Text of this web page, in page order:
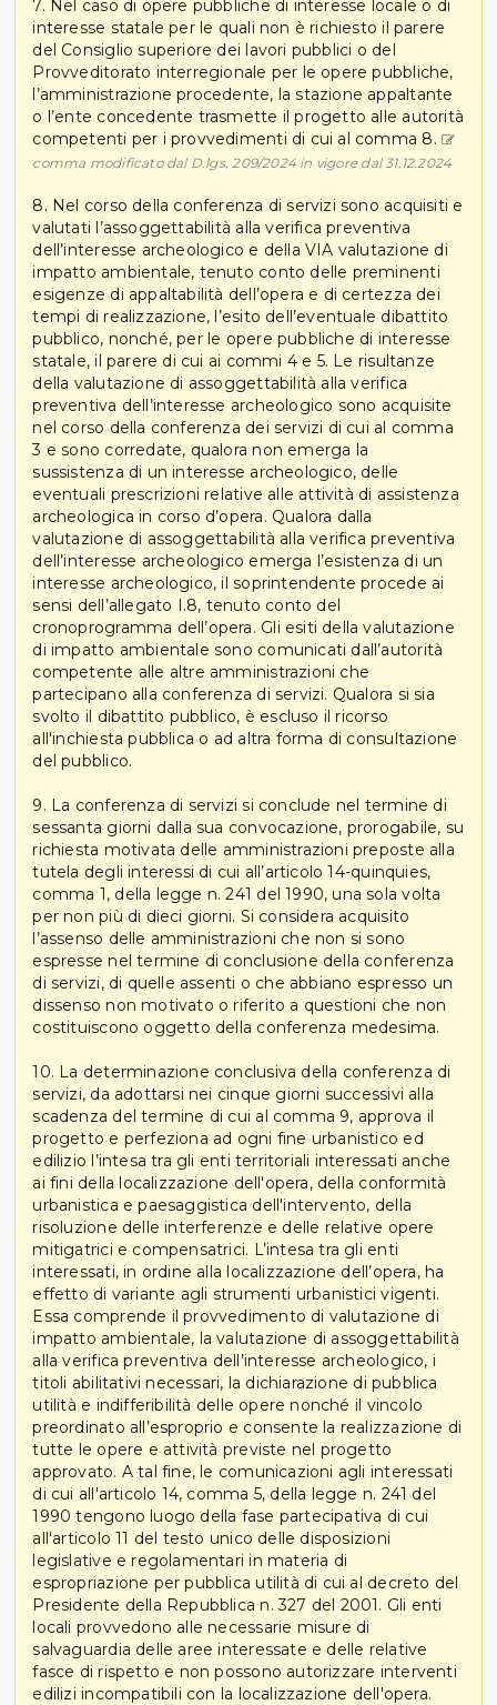
7. Nel caso di opere pubbliche di interesse locale o di
interesse statale per le quali non è richiesto il parere
del Consiglio superiore dei lavori pubblici o del
Provveditorato interregionale per le opere pubbliche,
l’amministrazione procedente, la stazione appaltante
o l’ente concedente trasmette il progetto alle autorità
competenti per i provvedimenti di cui al comma 8.
comma modificato dal D.lgs. 209/2024 in vigore dal 31.12.2024
8. Nel corso della conferenza di servizi sono acquisiti e
valutati l’assoggettabilità alla verifica preventiva
dell’interesse archeologico e della VIA valutazione di
impatto ambientale, tenuto conto delle preminenti
esigenze di appaltabilità dell’opera e di certezza dei
tempi di realizzazione, l’esito dell’eventuale dibattito
pubblico, nonché, per le opere pubbliche di interesse
statale, il parere di cui ai commi 4 e 5. Le risultanze
della valutazione di assoggettabilità alla verifica
preventiva dell’interesse archeologico sono acquisite
nel corso della conferenza dei servizi di cui al comma
3 e sono corredate, qualora non emerga la
sussistenza di un interesse archeologico, delle
eventuali prescrizioni relative alle attività di assistenza
archeologica in corso d’opera. Qualora dalla
valutazione di assoggettabilità alla verifica preventiva
dell’interesse archeologico emerga l’esistenza di un
interesse archeologico, il soprintendente procede ai
sensi dell’allegato I.8, tenuto conto del
cronoprogramma dell’opera. Gli esiti della valutazione
di impatto ambientale sono comunicati dall’autorità
competente alle altre amministrazioni che
partecipano alla conferenza di servizi. Qualora si sia
svolto il dibattito pubblico, è escluso il ricorso
all'inchiesta pubblica o ad altra forma di consultazione
del pubblico.
9. La conferenza di servizi si conclude nel termine di
sessanta giorni dalla sua convocazione, prorogabile, su
richiesta motivata delle amministrazioni preposte alla
tutela degli interessi di cui all’articolo 14-quinquies,
comma 1, della legge n. 241 del 1990, una sola volta
per non più di dieci giorni. Si considera acquisito
l’assenso delle amministrazioni che non si sono
espresse nel termine di conclusione della conferenza
di servizi, di quelle assenti o che abbiano espresso un
dissenso non motivato o riferito a questioni che non
costituiscono oggetto della conferenza medesima.
10. La determinazione conclusiva della conferenza di
servizi, da adottarsi nei cinque giorni successivi alla
scadenza del termine di cui al comma 9, approva il
progetto e perfeziona ad ogni fine urbanistico ed
edilizio l’intesa tra gli enti territoriali interessati anche
ai fini della localizzazione dell'opera, della conformità
urbanistica e paesaggistica dell'intervento, della
risoluzione delle interferenze e delle relative opere
mitigatrici e compensatrici. L’intesa tra gli enti
interessati, in ordine alla localizzazione dell’opera, ha
effetto di variante agli strumenti urbanistici vigenti.
Essa comprende il provvedimento di valutazione di
impatto ambientale, la valutazione di assoggettabilità
alla verifica preventiva dell’interesse archeologico, i
titoli abilitativi necessari, la dichiarazione di pubblica
utilità e indifferibilità delle opere nonché il vincolo
preordinato all’esproprio e consente la realizzazione di
tutte le opere e attività previste nel progetto
approvato. A tal fine, le comunicazioni agli interessati
di cui all'articolo 14, comma 5, della legge n. 241 del
1990 tengono luogo della fase partecipativa di cui
all'articolo 11 del testo unico delle disposizioni
legislative e regolamentari in materia di
espropriazione per pubblica utilità di cui al decreto del
Presidente della Repubblica n. 327 del 2001. Gli enti
locali provvedono alle necessarie misure di
salvaguardia delle aree interessate e delle relative
fasce di rispetto e non possono autorizzare interventi
edilizi incompatibili con la localizzazione dell'opera.